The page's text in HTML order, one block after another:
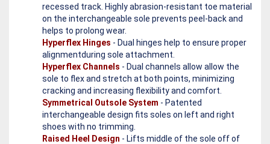
recessed track. Highly abrasion-resistant toe material
on the interchangeable sole prevents peel-back and
helps to prolong wear.
Hyperflex Hinges - Dual hinges help to ensure proper
alignmentduring sole attachment.
Hyperflex Channels - Dual channels allow allow the
sole to flex and stretch at both points, minimizing
cracking and increasing flexibility and comfort.
Symmetrical Outsole System - Patented
interchangeable design fits soles on left and right
shoes with no trimming.
Raised Heel Design - Lifts middle of the sole off of